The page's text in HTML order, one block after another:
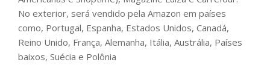
No exterior, será vendido pela Amazon em países
como, Portugal, Espanha, Estados Unidos, Canadá,
Reino Unido, França, Alemanha, Itália, Austrália, Países
baixos, Suécia e Polônia